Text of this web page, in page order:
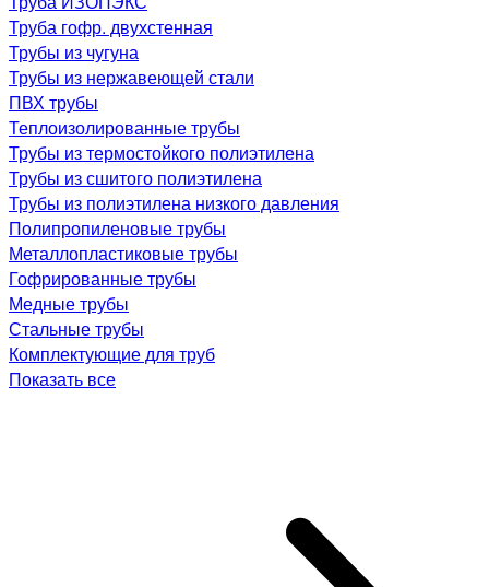
Труба гофр. двухстенная
Трубы из чугуна
Трубы из нержавеющей стали
ПВХ трубы
Теплоизолированные трубы
Трубы из термостойкого полиэтилена
Трубы из сшитого полиэтилена
Трубы из полиэтилена низкого давления
Полипропиленовые трубы
Металлопластиковые трубы
Гофрированные трубы
Медные трубы
Стальные трубы
Комплектующие для труб
Показать все